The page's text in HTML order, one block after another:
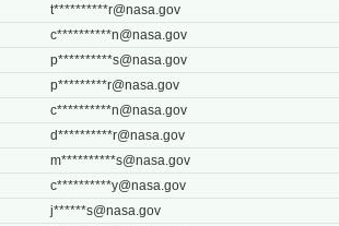
t**********r@nasa.gov
c**********n@nasa.gov
p**********s@nasa.gov
p*********r@nasa.gov
c**********n@nasa.gov
d**********r@nasa.gov
m**********s@nasa.gov
c**********y@nasa.gov
j******s@nasa.gov